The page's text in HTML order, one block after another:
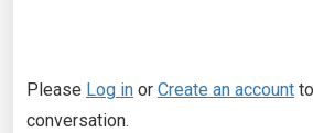
Please Log in or Create an account
conversation.